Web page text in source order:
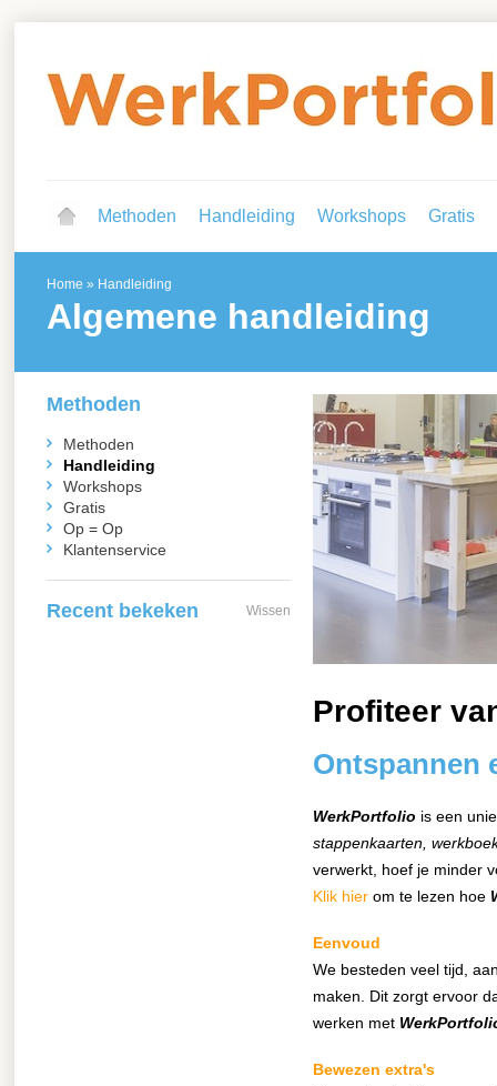
Methoden Handleiding Workshops Gratis
Home » Handleiding
Algemene handleiding
Profiteer
Ontspannen
WerkPortfolio is een
stappenkaarten,
verwerkt, hoef je minder
Klik hier om te lezen hoe
Eenvoud
We besteden veel tijd,
maken. Dit zorgt ervoor
werken met
Bewezen extra's
Methoden
Methoden
Handleiding
Workshops
Gratis
Op = Op
Klantenservice
Recent bekeken Wissen